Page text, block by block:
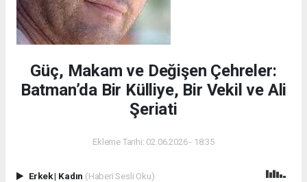
Güç, Makam ve Değişen Çehreler:
Batman’da Bir Külliye, Bir Vekil ve Ali
Şeriati
Ekleme Tarihi: 02.06.2026 - 18:35
Erkek| Kadın (Haberi Sesli Oku)